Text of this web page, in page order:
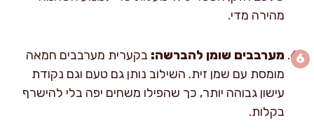
מהירה מדי.
מערבבים שומן להברשה: בקערית מערבבים חמאה
מומסת עם שמן זית. השילוב נותן גם טעם וגם נקודת
עישון גבוהה יותר, כך שהפילו משחים יפה בלי להישרף
בקלות.